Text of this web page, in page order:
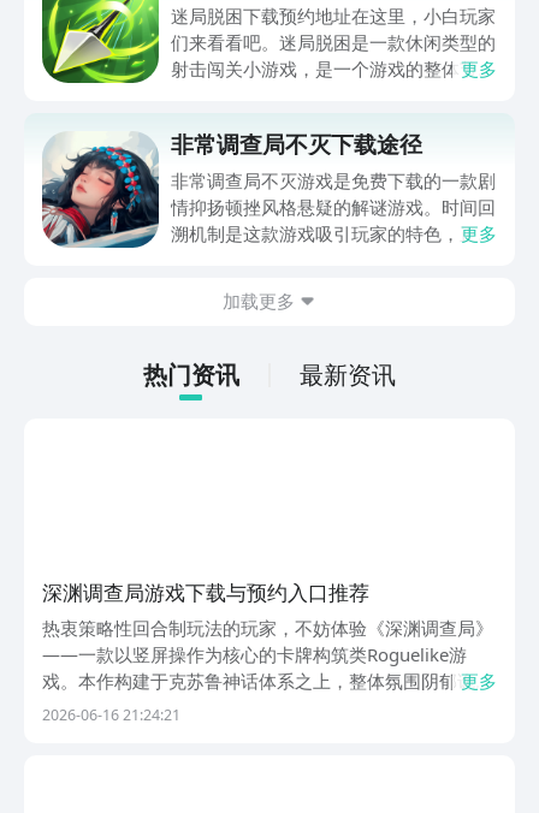
迷局脱困下载预约地址在这里，小白玩家
们来看看吧。迷局脱困是一款休闲类型的
射击闯关小游戏，是一个游戏的整体节奏
面，再加上颇有难度的游戏关卡设置，绝
对可以让玩家小伙伴们觉得很有新意，这
个游戏不仅考验玩家们的眼力与此同时还
考验玩家的智慧。
更多
非常调查局不灭下载途径
非常调查局不灭游戏是免费下载的一款剧
情抑扬顿挫风格悬疑的解谜游戏。时间回
溯机制是这款游戏吸引玩家的特色，正因
径和非常调查局不灭游戏介绍的解答，途
编一起往下看看吧。
更多
加载更多
热门资讯 最新资讯
深渊调查局游戏下载与预约入口推荐
热衷策略性回合制玩法的玩家，不妨体验《深渊调查局》
——一款以竖屏操作为核心的卡牌构筑类Roguelike游
戏。本作构建于克苏鲁神话体系之上，整体氛围阴郁诡
谲，场景设计充满不可名状的压迫感。玩家将扮演调查
更多
2026-06-16 21:24:21